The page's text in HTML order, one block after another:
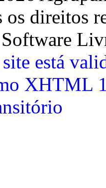
os direitos